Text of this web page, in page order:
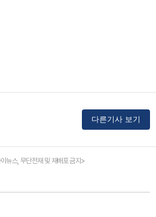
다른기사 보기
뉴스, 무단전재 및 재배포 금지>